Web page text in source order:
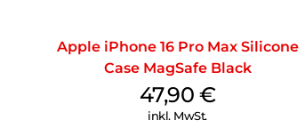
Apple iPhone 16 Pro Max Silicone
Case MagSafe Black
47,90 €
inkl. MwSt.